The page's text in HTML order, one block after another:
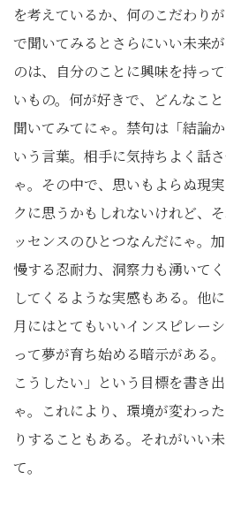
を考えているか、何のこだわり
で聞いてみるとさらにいい未来
のは、自分のことに興味を持っ
いもの。何が好きで、どんなこ
聞いてみてにゃ。禁句は「結論
いう言葉。相手に気持ちよく話
ゃ。その中で、思いもよらぬ現
クに思うかもしれないけれど、
ッセンスのひとつなんだにゃ。
慢する忍耐力、洞察力も湧いて
してくるような実感もある。他
月にはとてもいいインスピレー
って夢が育ち始める暗示がある
こうしたい」という目標を書き
ゃ。これにより、環境が変わっ
りすることもある。それがいい
て。